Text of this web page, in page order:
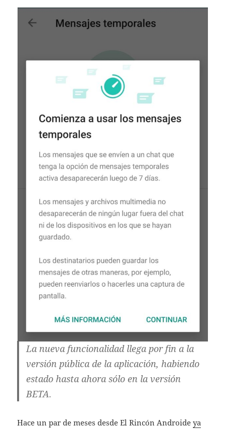
La nueva funcionalidad llega por fin a la
versión pública de la aplicación, habiendo
estado hasta ahora sólo en la versión
BETA.
Hace un par de meses desde El Rincón Androideya